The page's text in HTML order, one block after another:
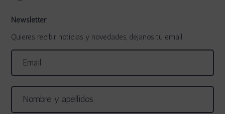
Newsletter
Quieres recibir noticias y novedades, dejanos tu email.